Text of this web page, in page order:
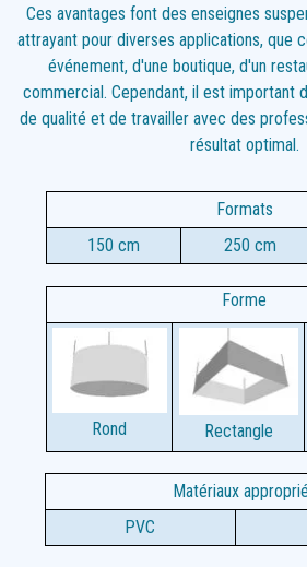
Ces avantages font des enseignes
attrayant pour diverses applications, que
événement, d'une boutique, d'un
commercial. Cependant, il est important
de qualité et de travailler avec des
résultat optimal.
Formats
150 cm
250 cm
Forme
Rond Rectangle
Matériaux
PVC